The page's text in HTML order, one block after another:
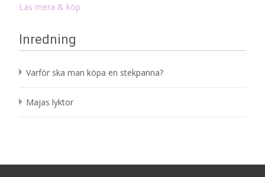
Läs mera & köp
Inredning
Varför ska man köpa en stekpanna?
Majas lyktor